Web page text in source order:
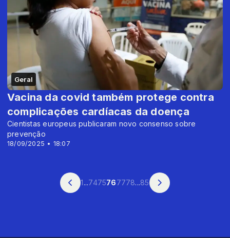
Geral
18/09/2025 • 18:07
Vacina da covid também protege contra
complicações cardíacas da doença
Cientistas europeus publicaram novo consenso sobre
prevenção
1...7475767778...85